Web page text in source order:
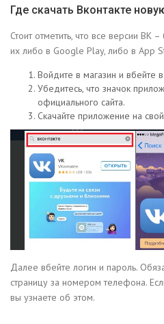
Где скачать Вконтакте
Стоит отметить, что все версии ВК
их либо в Google Play, либо в App
Войдите в магазин и вбейте
Убедитесь, что значок
официального сайта.
Скачайте приложение на
Далее вбейте логин и пароль.
страницу за номером телефона.
вы узнаете об этом.